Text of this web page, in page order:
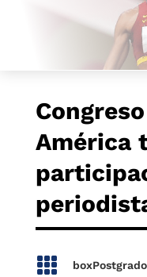
América
